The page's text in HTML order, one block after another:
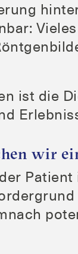
ist die
wir
Pati­ent